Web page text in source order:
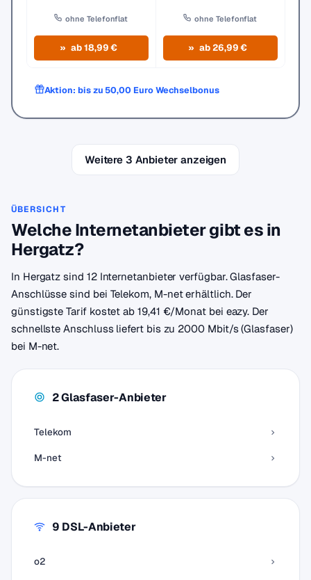
ohne Telefonflat
ab 18,99 €
ohne Telefonflat
ab 26,99 €
Aktion: bis zu 50,00 Euro Wechselbonus
Weitere 3 Anbieter anzeigen
ÜBERSICHT
Welche Internetanbieter gibt es in
Hergatz?
In Hergatz sind 12 Internetanbieter verfügbar. Glasfaser-
Anschlüsse sind bei Telekom, M-net erhältlich. Der
günstigste Tarif kostet ab 19,41 €/Monat bei eazy. Der
schnellste Anschluss liefert bis zu 2000 Mbit/s (Glasfaser)
bei M-net.
2 Glasfaser-Anbieter
Telekom
M-net
9 DSL-Anbieter
o2